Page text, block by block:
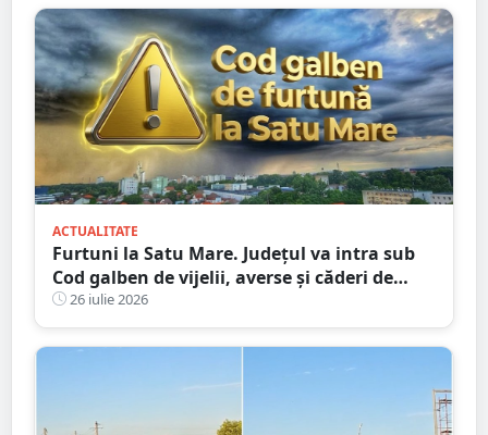
ACTUALITATE
Furtuni la Satu Mare. Județul va intra sub
Cod galben de vijelii, averse și căderi de
grindină
26 iulie 2026